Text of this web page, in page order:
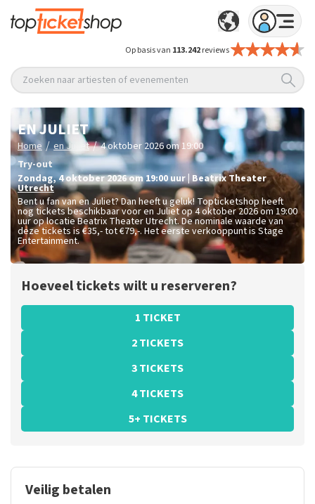
Op basis van 113.242reviews
Zoeken naar artiesten of evenementen
EN JULIET
Home / en Juliet / 4 oktober 2026 om 19:00
Try-out
zondag,4 oktober 2026 om 19:00uur|Beatrix Theater
Utrecht
Bent u fan van en Juliet? Dan heeft u geluk! Topticketshop heeft
nog tickets beschikbaar voor en Juliet op 4 oktober 2026 om 19:00
uur op locatie Beatrix Theater Utrecht. De nominale waarde van
deze tickets is €35,- tot €79,-. Het eerste verkooppunt is Stage
Entertainment.
Hoeveel tickets wilt u reserveren?
1 TICKET
2 TICKETS
3 TICKETS
4 TICKETS
5+ TICKETS
Veilig betalen